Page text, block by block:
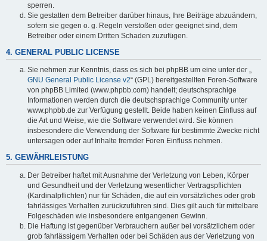
sperren.
Sie gestatten dem Betreiber darüber hinaus, Ihre Beiträge abzuändern,
sofern sie gegen o. g. Regeln verstoßen oder geeignet sind, dem
Betreiber oder einem Dritten Schaden zuzufügen.
4. GENERAL PUBLIC LICENSE
Sie nehmen zur Kenntnis, dass es sich bei phpBB um eine unter der „
GNU General Public License v2“ (GPL) bereitgestellten Foren-Software
von phpBB Limited (www.phpbb.com) handelt; deutschsprachige
Informationen werden durch die deutschsprachige Community unter
www.phpbb.de zur Verfügung gestellt. Beide haben keinen Einfluss auf
die Art und Weise, wie die Software verwendet wird. Sie können
insbesondere die Verwendung der Software für bestimmte Zwecke nicht
untersagen oder auf Inhalte fremder Foren Einfluss nehmen.
5. GEWÄHRLEISTUNG
Der Betreiber haftet mit Ausnahme der Verletzung von Leben, Körper
und Gesundheit und der Verletzung wesentlicher Vertragspflichten
(Kardinalpflichten) nur für Schäden, die auf ein vorsätzliches oder grob
fahrlässiges Verhalten zurückzuführen sind. Dies gilt auch für mittelbare
Folgeschäden wie insbesondere entgangenen Gewinn.
Die Haftung ist gegenüber Verbrauchern außer bei vorsätzlichem oder
grob fahrlässigem Verhalten oder bei Schäden aus der Verletzung von